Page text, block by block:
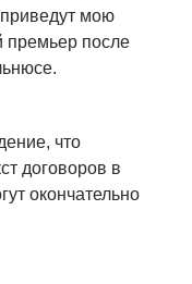
мою
премьер после
что
договоров в
окончательно